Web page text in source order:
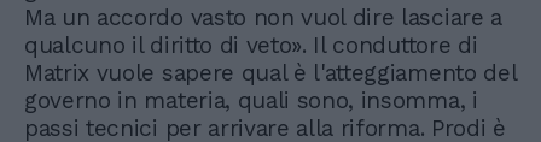
Ma un accordo vasto non vuol dire lasciare a
qualcuno il diritto di veto». Il conduttore di
Matrix vuole sapere qual è l'atteggiamento del
governo in materia, quali sono, insomma, i
passi tecnici per arrivare alla riforma. Prodi è